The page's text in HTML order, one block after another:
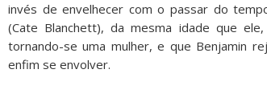
invés de envelhecer com o passar do
(Cate Blanchett), da mesma idade que
tornando-se uma mulher, e que Benjamin
enfim se envolver.